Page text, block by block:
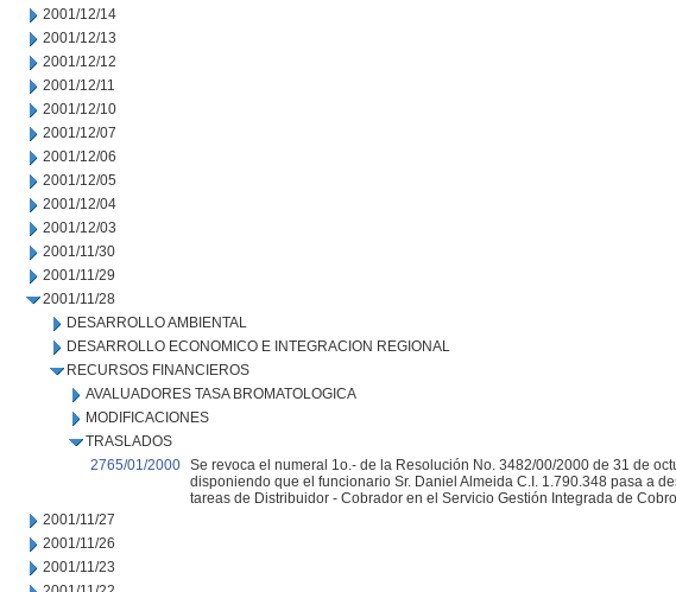
2001/12/14
2001/12/13
2001/12/12
2001/12/11
2001/12/10
2001/12/07
2001/12/06
2001/12/05
2001/12/04
2001/12/03
2001/11/30
2001/11/29
2001/11/28
DESARROLLO AMBIENTAL
DESARROLLO ECONOMICO E INTEGRACION REGIONAL
RECURSOS FINANCIEROS
AVALUADORES TASA BROMATOLOGICA
MODIFICACIONES
TRASLADOS
2765/01/2000 Se revoca el numeral 1o.- de la Resolución No. 3482/00/2000 de 31 de
disponiendo que el funcionario Sr. Daniel Almeida C.I. 1.790.348 pasa a
tareas de Distribuidor - Cobrador en el Servicio Gestión Integrada de
2001/11/27
2001/11/26
2001/11/23